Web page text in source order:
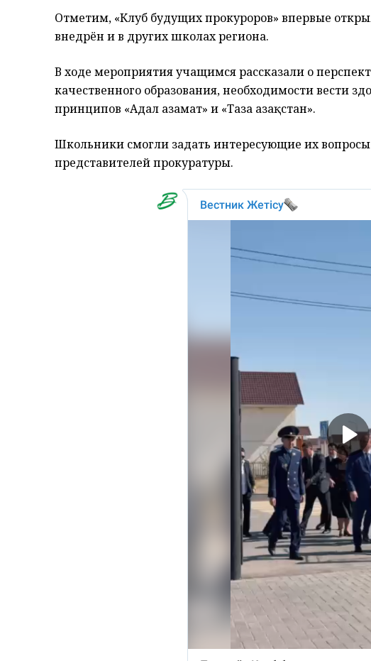
Отметим, «Клуб будущих прокуроров» впервые
внедрён и в других школах региона.
В ходе мероприятия учащимся рассказали о
качественного образования, необходимости вести
принципов «Адал азамат» и «Таза Қазақстан».
Школьники смогли задать интересующие их
представителей прокуратуры.